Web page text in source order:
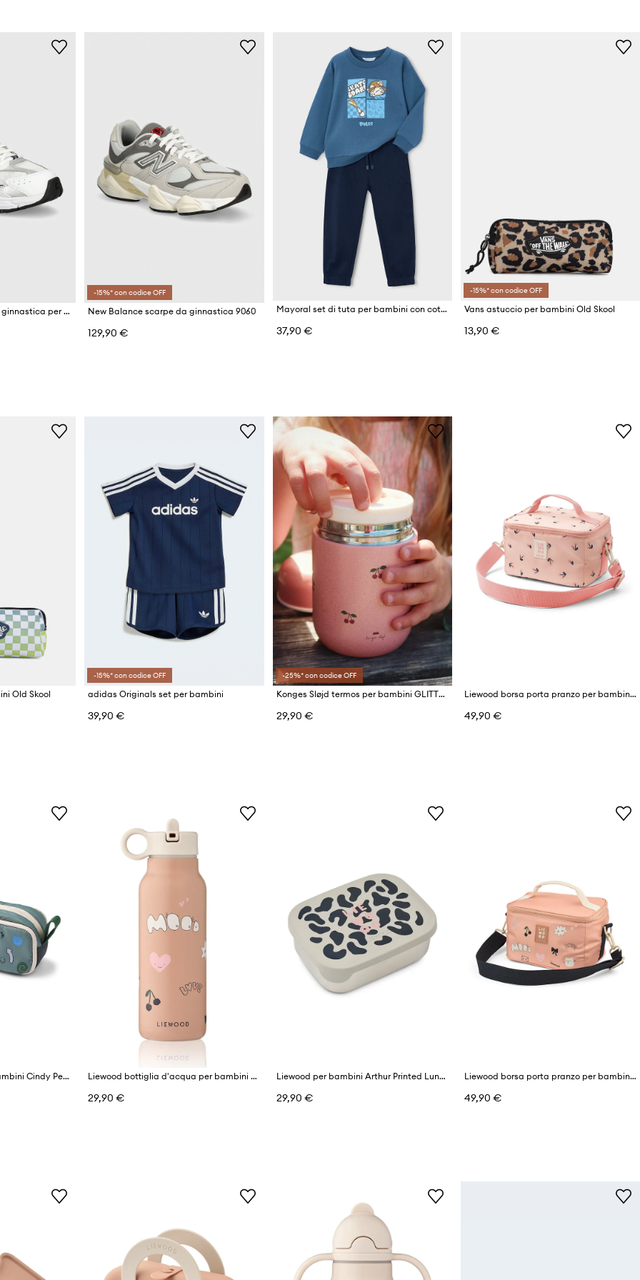
New Balance scarpe da ginnastica per bambini 530
-15%* con codice OFF
New Balance scarpe da ginnastica 9060
129,90 €
Mayoral set di tuta per bambini con cotone
37,90 €
-15%* con codice OFF
Vans astuccio per bambini Old Skool
13,90 €
Old Skool
-15%* con codice OFF
adidas Originals set per bambini
39,90 €
-25%* con codice OFF
Konges Sløjd termos per bambini GLITTER THERMO FOOD JAR
29,90 €
Liewood borsa porta pranzo per bambini Toby Medium Thermal Bag
49,90 €
Liewood astuccio per bambini Cindy Pencil Case Liewood bottiglia d'acqua per bambini Falk Water Bottle 350 ml
29,90 €
Liewood per bambini Arthur Printed Lunchbox
29,90 €
Liewood borsa porta pranzo per bambini Toby Medium Thermal Bag
49,90 €